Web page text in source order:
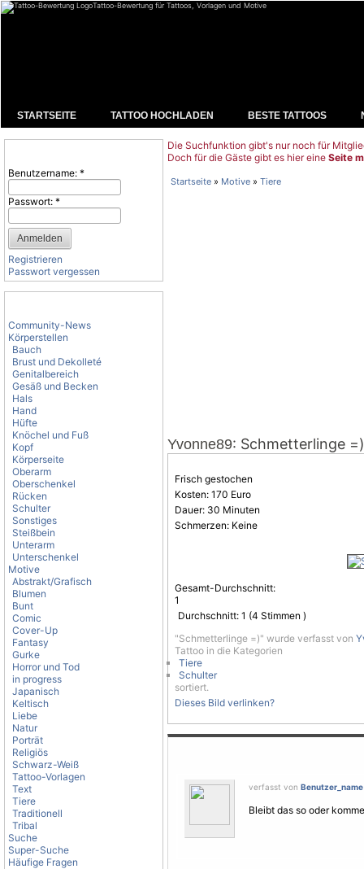
Tattoo-Bewertung für Tattoos, Vorlagen und Motive
STARTSEITE TATTOO HOCHLADEN BESTE TATTOOS
Benutzername: *
Passwort: *
Registrieren
Passwort vergessen
Community-News
Körperstellen
Bauch
Brust und Dekolleté
Genitalbereich
Gesäß und Becken
Hals
Hand
Hüfte
Knöchel und Fuß
Kopf
Körperseite
Oberarm
Oberschenkel
Rücken
Schulter
Sonstiges
Steißbein
Unterarm
Unterschenkel
Motive
Abstrakt/Grafisch
Blumen
Bunt
Comic
Cover-Up
Fantasy
Gurke
Horror und Tod
in progress
Japanisch
Keltisch
Liebe
Natur
Porträt
Religiös
Schwarz-Weiß
Tattoo-Vorlagen
Text
Tiere
Traditionell
Tribal
Suche
Super-Suche
Häufige Fragen
Die Suchfunktion gibt's nur noch für
Doch für die Gäste gibt es hier eine Seite
Startseite » Motive » Tiere
Yvonne89: Schmetterlinge =)
Frisch gestochen
Kosten: 170 Euro
Dauer: 30 Minuten
Schmerzen: Keine
Gesamt-Durchschnitt:
1
Durchschnitt: 1 (4 Stimmen )
"Schmetterlinge =)" wurde verfasst von
Tattoo in die Kategorien
Tiere
Schulter
sortiert.
Dieses Bild verlinken?
verfasst von Benutzer_name
Bleibt das so oder